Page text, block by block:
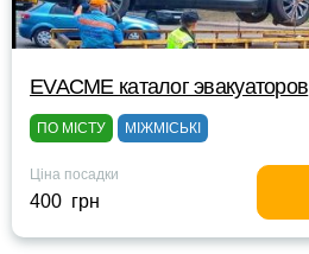
EVACME каталог эвакуаторов
ПО МІСТУ МІЖМІСЬКІ
Ціна посадки
400 грн